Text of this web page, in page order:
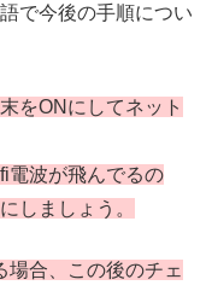
で今後の手順につい
をONにしてネット
電波が飛んでるの
しましょう。
合、この後のチェ